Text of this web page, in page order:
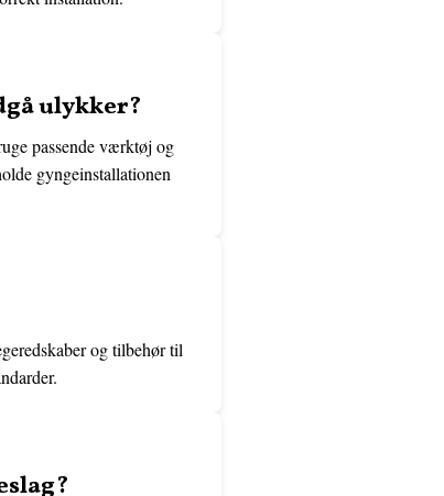
ulykker?
passende værktøj og
gyngeinstallationen
og tilbehør til